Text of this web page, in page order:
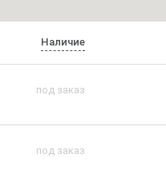
Наличие
под заказ
под заказ